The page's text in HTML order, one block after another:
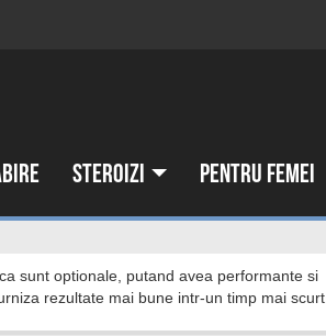
Steroizi Pentru femei
rezultate mai bune intr-un timp mai scurt.